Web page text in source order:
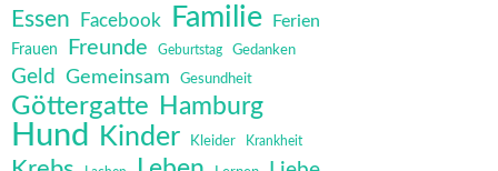
Essen Facebook Familie Ferien
Frauen Freunde Geburtstag Gedanken
Geld Gemeinsam Gesundheit
Göttergatte Hamburg
Hund Kinder Kleider Krankheit